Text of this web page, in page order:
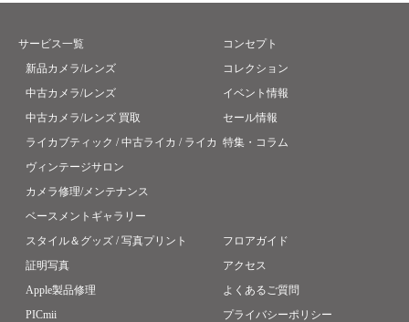
サービス一覧
新品カメラ/レンズ
中古カメラ/レンズ
中古カメラ/レンズ 買取
ライカブティック / 中古ライカ / ライカ
ヴィンテージサロン
カメラ修理/メンテナンス
ベースメントギャラリー
スタイル＆グッズ / 写真プリント
証明写真
Apple製品修理
PICmii
コンセプト
コレクション
イベント情報
セール情報
特集・コラム
フロアガイド
アクセス
よくあるご質問
プライバシーポリシー